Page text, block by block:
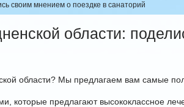
своим мнением о поездке в санаторий
области:
области? Мы предлагаем вам самые
которые предлагают высококлассное